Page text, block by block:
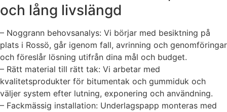
och lång livslängd
– Noggrann behovsanalys: Vi börjar med besiktning på
plats i Rossö, går igenom fall, avrinning och genomföringar
och föreslår lösning utifrån dina mål och budget.
– Rätt material till rätt tak: Vi arbetar med
kvalitetsprodukter för bitumentak och gummiduk och
väljer system efter lutning, exponering och användning.
– Fackmässig installation: Underlagspapp monteras med